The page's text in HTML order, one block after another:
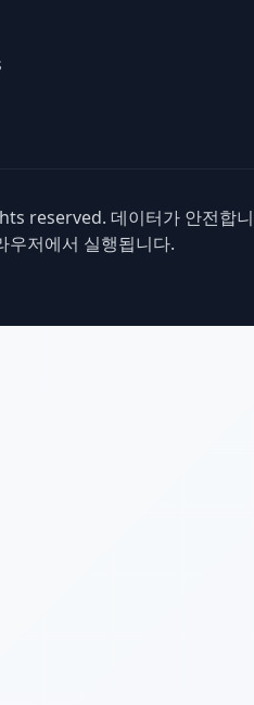
reserved. 데이터가 안전합니
우저에서 실행됩니다.